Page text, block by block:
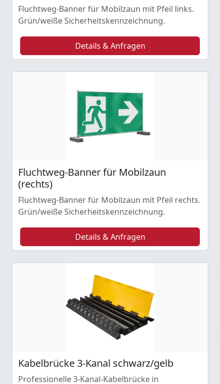
Fluchtweg-Banner für Mobilzaun mit Pfeil links.
Grün/weiße Sicherheitskennzeichnung.
Details & Anfragen
Fluchtweg-Banner für Mobilzaun
(rechts)
Fluchtweg-Banner für Mobilzaun mit Pfeil rechts.
Grün/weiße Sicherheitskennzeichnung.
Details & Anfragen
Kabelbrücke 3-Kanal schwarz/gelb
Professionelle 3-Kanal-Kabelbrücke in